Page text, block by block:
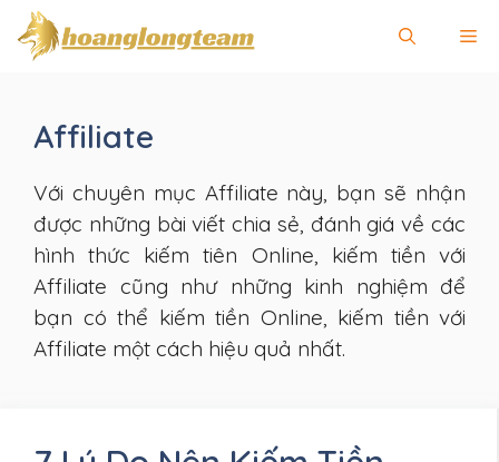
Chuyển
đến
Affiliate
Với chuyên mục Affiliate này, bạn sẽ nhận
được những bài viết chia sẻ, đánh giá về các
hình thức kiếm tiên Online, kiếm tiền với
Affiliate cũng như những kinh nghiệm để
bạn có thể kiếm tiền Online, kiếm tiền với
Affiliate một cách hiệu quả nhất.